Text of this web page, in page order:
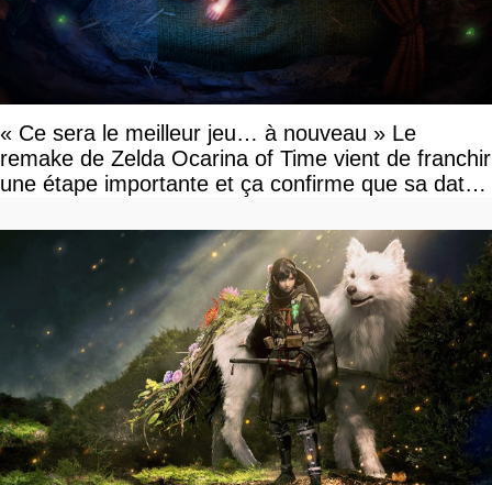
« Ce sera le meilleur jeu… à nouveau » Le
remake de Zelda Ocarina of Time vient de franchir
une étape importante et ça confirme que sa date